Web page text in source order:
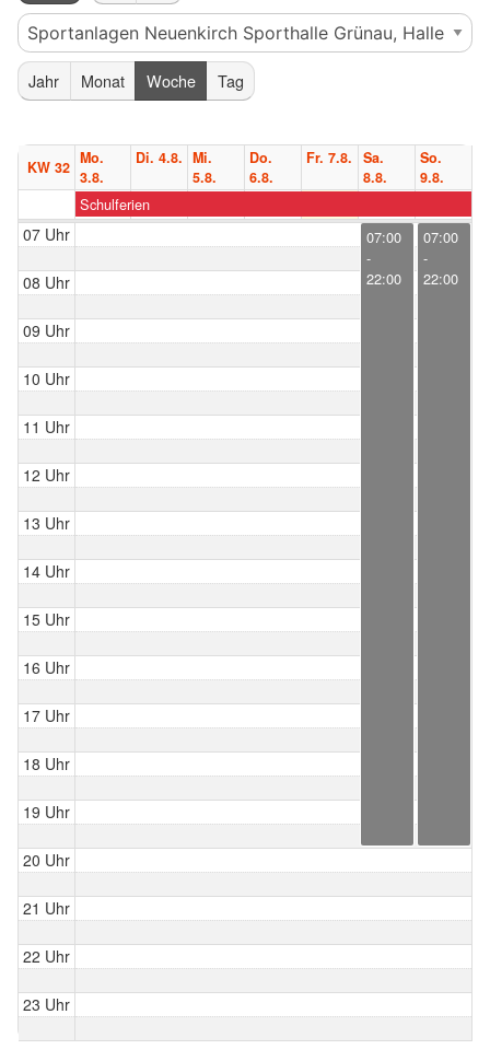
Jahr Monat Woche Tag
KW 32 Mo.
3.8.
Di. 4.8. Mi.
5.8.
Do.
6.8.
Fr. 7.8.
Sa.
8.8.
So.
9.8.
Schulferien
07 Uhr
08 Uhr
09 Uhr
10 Uhr
11 Uhr
12 Uhr
13 Uhr
14 Uhr
15 Uhr
16 Uhr
17 Uhr
18 Uhr
19 Uhr
20 Uhr
21 Uhr
22 Uhr
23 Uhr
07:00
-
22:00
07:00
-
22:00